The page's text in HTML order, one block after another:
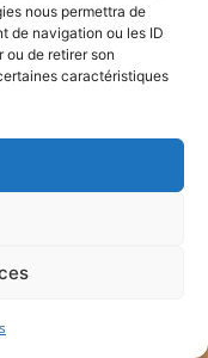
nous permettra de
de navigation ou les ID
ou de retirer son
caractéristiques
17 14 02 28